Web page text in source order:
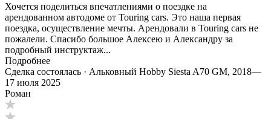
Хочется поделиться впечатлениями о поездке на
арендованном автодоме от Touring cars. Это наша первая
поездка, осуществление мечты. Арендовали в Touring cars не
пожалели. Спасибо большое Алексею и Александру за
подробный инструктаж...
Подробнее
Сделка состоялась · Альковный Hobby Siesta A70 GM, 2018—
17 июля 2025
Роман